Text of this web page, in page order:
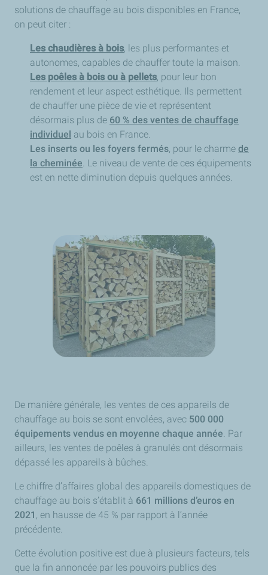
solutions de chauffage au bois disponibles en France,
on peut citer :
Les chaudières à bois, les plus performantes et
autonomes, capables de chauffer toute la maison.
Les poêles à bois ou à pellets, pour leur bon
rendement et leur aspect esthétique. Ils permettent
de chauffer une pièce de vie et représentent
désormais plus de 60 % des ventes de chauffage
individuel au bois en France.
Les inserts ou les foyers fermés, pour le charme de
la cheminée. Le niveau de vente de ces équipements
est en nette diminution depuis quelques années.
De manière générale, les ventes de ces appareils de
chauffage au bois se sont envolées, avec 500 000
équipements vendus en moyenne chaque année . Par
ailleurs, les ventes de poêles à granulés ont désormais
dépassé les appareils à bûches.
Le chiffre d’affaires global des appareils domestiques de
chauffage au bois s’établit à 661 millions d’euros en
2021 , en hausse de 45 % par rapport à l’année
précédente.
Cette évolution positive est due à plusieurs facteurs, tels
que la fin annoncée par les pouvoirs publics des